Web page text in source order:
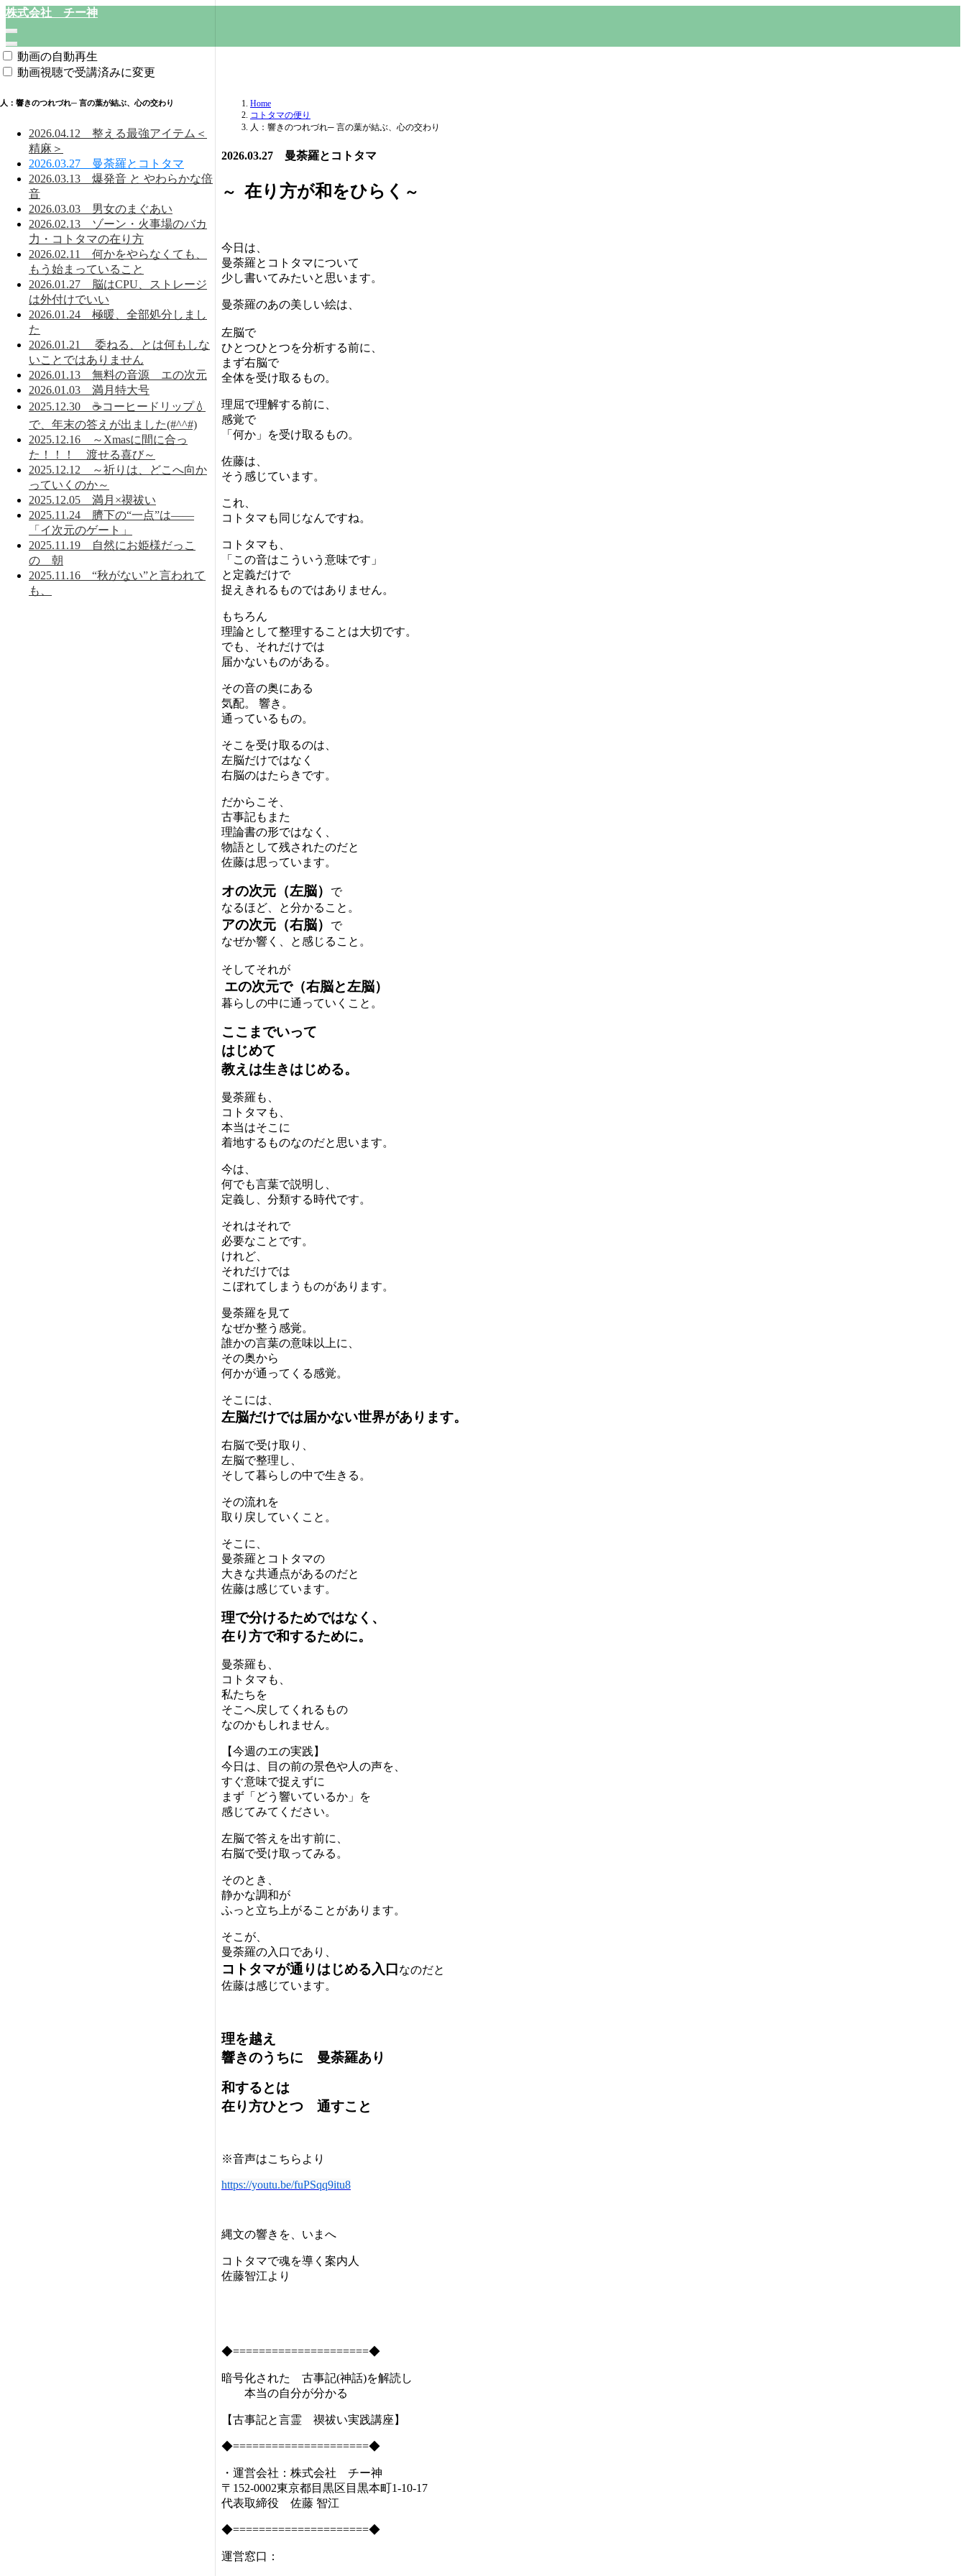
株式会社 チー神
動画の自動再生
動画視聴で受講済みに変更
人：響きのつれづれ─ 言の葉が結ぶ、心の交わり
2026.04.12 整える最強アイテム＜
精麻＞
2026.03.27 曼荼羅とコトタマ
2026.03.13 爆発音 と やわらかな倍
音
2026.03.03 男女のまぐあい
2026.02.13 ゾーン・火事場のバカ
力・コトタマの在り方
2026.02.11 何かをやらなくても、
もう始まっていること
2026.01.27 脳はCPU、ストレージ
は外付けでいい
2026.01.24 極暖、全部処分しまし
た
2026.01.21 委ねる、とは何もしな
いことではありません
2026.01.13 無料の音源 エの次元
2026.01.03 満月特大号
2025.12.30 ☕コーヒードリップ💧
で、年末の答えが出ました(#^^#)
2025.12.16 ～Xmasに間に合っ
た！！！ 渡せる喜び～
2025.12.12 ～祈りは、どこへ向か
っていくのか～
2025.12.05 満月×禊祓い
2025.11.24 臍下の“一点”は——
「イ次元のゲート」
2025.11.19 自然にお姫様だっこ
の 朝
2025.11.16 “秋がない”と言われて
も、
Home
コトタマの便り
人：響きのつれづれ─ 言の葉が結ぶ、心の交わり
2026.03.27 曼荼羅とコトタマ
～ 在り方が和をひらく ～
今日は、
曼荼羅とコトタマについて
少し書いてみたいと思います。
曼荼羅のあの美しい絵は、
左脳で
ひとつひとつを分析する前に、
まず右脳で
全体を受け取るもの。
理屈で理解する前に、
感覚で
「何か」を受け取るもの。
佐藤は、
そう感じています。
これ、
コトタマも同じなんですね。
コトタマも、
「この音はこういう意味です」
と定義だけで
捉えきれるものではありません。
もちろん
理論として整理することは大切です。
でも、それだけでは
届かないものがある。
その音の奥にある
気配。 響き。
通っているもの。
そこを受け取るのは、
左脳だけではなく
右脳のはたらきです。
だからこそ、
古事記もまた
理論書の形ではなく、
物語として残されたのだと
佐藤は思っています。
オの次元（左脳）
で
なるほど、と分かること。
アの次元（右脳）
で
なぜか響く、と感じること。
そしてそれが
エの次元で（右脳と左脳）
暮らしの中に通っていくこと。
ここまでいって
はじめて
教えは生きはじめる。
曼荼羅も、
コトタマも、
本当はそこに
着地するものなのだと思います。
今は、
何でも言葉で説明し、
定義し、分類する時代です。
それはそれで
必要なことです。
けれど、
それだけでは
こぼれてしまうものがあります。
曼荼羅を見て
なぜか整う感覚。
誰かの言葉の意味以上に、
その奥から
何かが通ってくる感覚。
そこには、
左脳だけでは届かない世界があります。
右脳で受け取り、
左脳で整理し、
そして暮らしの中で生きる。
その流れを
取り戻していくこと。
そこに、
曼荼羅とコトタマの
大きな共通点があるのだと
佐藤は感じています。
理で分けるためではなく、
在り方で和するために。
曼荼羅も、
コトタマも、
私たちを
そこへ戻してくれるもの
なのかもしれません。
【今週のエの実践】
今日は、目の前の景色や人の声を、
すぐ意味で捉えずに
まず「どう響いているか」を
感じてみてください。
左脳で答えを出す前に、
右脳で受け取ってみる。
そのとき、
静かな調和が
ふっと立ち上がることがあります。
そこが、
曼荼羅の入口であり、
コトタマが通りはじめる入口 なのだと
佐藤は感じています。
理を越え
響きのうちに 曼荼羅あり
和するとは
在り方ひとつ 通すこと
※音声はこちらより
https://youtu.be/fuPSqq9itu8
縄文の響きを、いまへ
コトタマで魂を導く案内人
佐藤智江より
◆=====================◆
暗号化された 古事記(神話)を解読し
本当の自分が分かる
【古事記と言霊 禊祓い実践講座】
◆=====================◆
・運営会社：株式会社 チー神
〒152-0002東京都目黒区目黒本町1-10-17
代表取締役 佐藤 智江
◆=====================◆
運営窓口：